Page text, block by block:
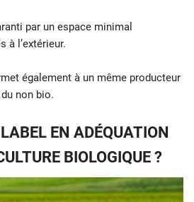
par un espace minimal
à l’extérieur.
également à un même producteur
non bio.
EN ADÉQUATION
BIOLOGIQUE ?